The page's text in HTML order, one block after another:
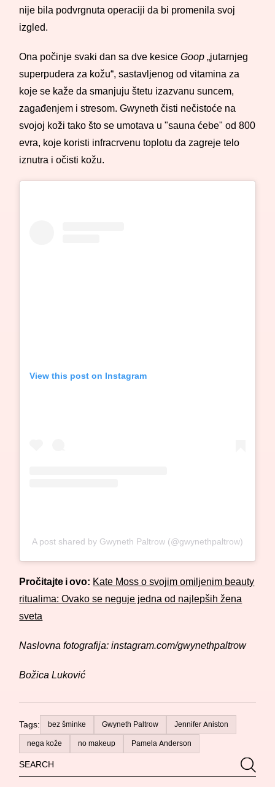
Search
for:
nije bila podvrgnuta operaciji da bi promenila svoj
izgled.
Ona počinje svaki dan sa dve kesiceGoop „jutarnjeg
superpudera za kožu“, sastavljenog od vitamina za
koje se kaže da smanjuju štetu izazvanu suncem,
zagađenjem i stresom. Gwyneth čisti nečistoće na
svojoj koži tako što se umotava u "sauna ćebe" od 800
evra, koje koristi infracrvenu toplotu da zagreje telo
iznutra i očisti kožu.
View this post on Instagram
A post shared by Gwyneth Paltrow (@gwynethpaltrow)
Pročitajte i ovo: Kate Moss o svojim omiljenim beauty
ritualima: Ovako se neguje jedna od najlepših žena
sveta
Naslovna fotografija: instagram.com/gwynethpaltrow
Božica Luković
Tags: bez šminke Gwyneth Paltrow Jennifer Aniston
nega kože no makeup Pamela Anderson